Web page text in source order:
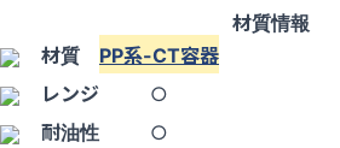
材質情報
材質 PP系-CT容器
レンジ
○
耐油性
○